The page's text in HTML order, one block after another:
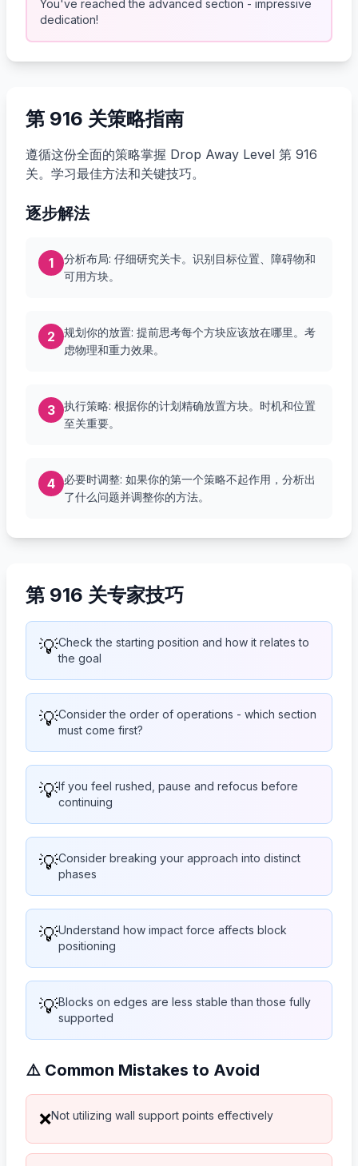
You've reached the advanced section - impressive
dedication!
第 916 关策略指南
遵循这份全面的策略掌握 Drop Away Level 第 916
关。学习最佳方法和关键技巧。
逐步解法
1
分析布局: 仔细研究关卡。识别目标位置、障碍物和
可用方块。
2
规划你的放置: 提前思考每个方块应该放在哪里。考
虑物理和重力效果。
3
执行策略: 根据你的计划精确放置方块。时机和位置
至关重要。
4
必要时调整: 如果你的第一个策略不起作用，分析出
了什么问题并调整你的方法。
第 916 关专家技巧
💡Check the starting position and how it relates to
the goal
💡Consider the order of operations - which section
must come first?
💡If you feel rushed, pause and refocus before
continuing
💡Consider breaking your approach into distinct
phases
💡Understand how impact force affects block
positioning
💡Blocks on edges are less stable than those fully
supported
⚠️ Common Mistakes to Avoid
❌Not utilizing wall support points effectively